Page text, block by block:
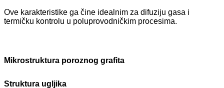
Ove karakteristike ga čine idealnim za difuziju gasa i
termičku kontrolu u poluprovodničkim procesima.
Mikrostruktura poroznog grafita
Struktura ugljika